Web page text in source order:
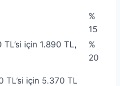
%
15
için 1.890 TL,
%
20
TL’si için 5.370 TL